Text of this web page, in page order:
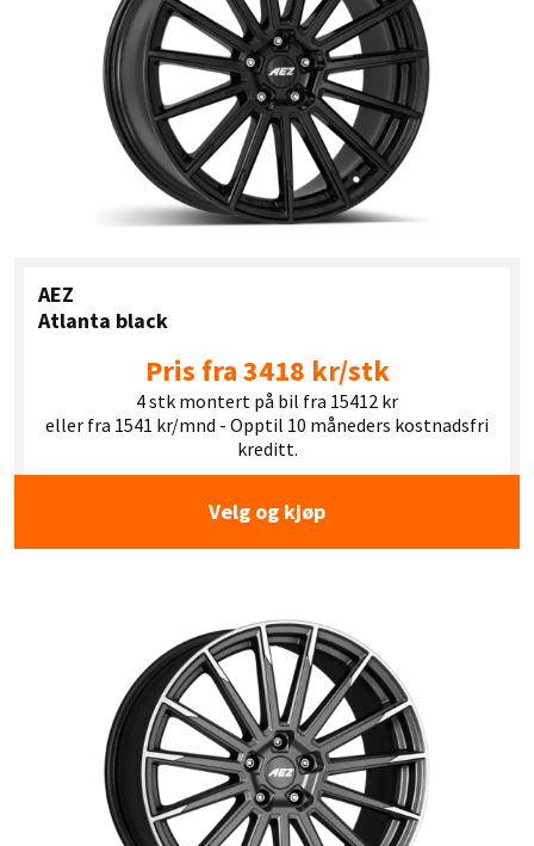
AEZ
Atlanta black
Pris fra 3418 kr/stk
4 stk montert på bil fra 15412 kr
eller fra 1541 kr/mnd - Opptil 10 måneders kostnadsfri
kreditt.
Velg og kjøp